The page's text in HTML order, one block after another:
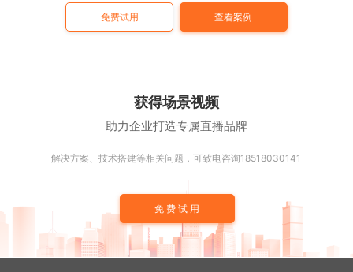
免费试用 查看案例
获得场景视频
助力企业打造专属直播品牌
解决方案、技术搭建等相关问题，可致电咨询18518030141
免费试用